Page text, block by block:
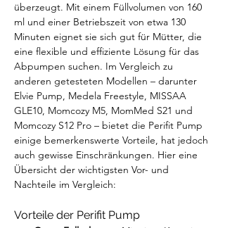
überzeugt. Mit einem Füllvolumen von 160
ml und einer Betriebszeit von etwa 130
Minuten eignet sie sich gut für Mütter, die
eine flexible und effiziente Lösung für das
Abpumpen suchen. Im Vergleich zu
anderen getesteten Modellen – darunter
Elvie Pump, Medela Freestyle, MISSAA
GLE10, Momcozy M5, MomMed S21 und
Momcozy S12 Pro – bietet die Perifit Pump
einige bemerkenswerte Vorteile, hat jedoch
auch gewisse Einschränkungen. Hier eine
Übersicht der wichtigsten Vor- und
Nachteile im Vergleich:
Vorteile der Perifit Pump